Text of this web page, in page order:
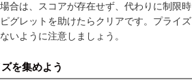
合は、スコアが存在せず、代わりに制限時
グレットを助けたらクリアです。プライズ
いように注意しましょう。
を集めよう